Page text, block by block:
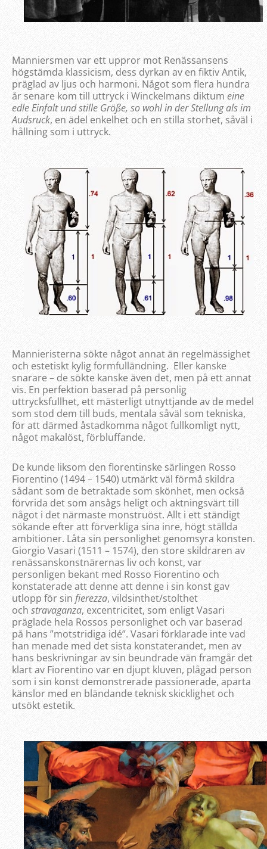
Manniersmen var ett uppror mot Renässansens
högstämda klassicism, dess dyrkan av en fiktiv Antik,
präglad av ljus och harmoni. Något som flera hundra
år senare kom till uttryck i Winckelmans diktum eine
edle Einfalt undstille Größe, so wohl in der Stellung als im
Audsruck, en ädel enkelhet och en stilla storhet, såväl i
hållning som i uttryck.
Mannieristerna sökte något annat än regelmässighet
och estetiskt kylig formfulländning. Eller kanske
snarare – de sökte kanske även det, men på ett annat
vis. En perfektion baserad på personlig
uttrycksfullhet, ett mästerligt utnyttjande av de medel
som stod dem till buds, mentala såväl som tekniska,
för att därmed åstadkomma något fullkomligt nytt,
något makalöst, förbluffande.
De kunde liksom den florentinske särlingen Rosso
Fiorentino (1494 – 1540) utmärkt väl förmå skildra
sådant som de betraktade som skönhet, men också
förvrida det som ansågs heligt och aktningsvärt till
något i det närmaste monstruöst. Allt i ett ständigt
sökande efter att förverkliga sina inre, högt ställda
ambitioner. Låta sin personlighet genomsyra konsten.
Giorgio Vasari (1511 – 1574), den store skildraren av
renässanskonstnärernas liv och konst, var
personligen bekant med Rosso Fiorentino och
konstaterade att denne att denne i sin konst gav
utlopp för sin fierezza, vildsinthet/stolthet
och stravaganza, excentricitet, som enligt Vasari
präglade hela Rossos personlighet och var baserad
på hans ”motstridiga idé”. Vasari förklarade inte vad
han menade med det sista konstaterandet, men av
hans beskrivningar av sin beundrade vän framgår det
klart av Fiorentino var en djupt kluven, plågad person
som i sin konst demonstrerade passionerade, aparta
känslor med en bländande teknisk skicklighet och
utsökt estetik.